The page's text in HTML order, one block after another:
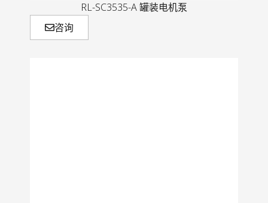
RL-SC3535-A 罐装电机泵
咨询